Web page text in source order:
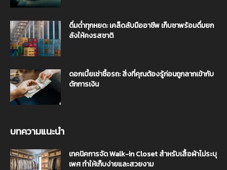
ดื่มด่ำทุกหยด: เคล็ดลับมืออาชีพ เก็บชาพร้อมดื่มยก
ลังให้คงรสชาติ
ดอกเบี้ยเช่าซื้อรถ: สิ่งที่คุณต้องรู้ก่อนถูกลากเข้ากับ
ดักการเงิน
บทความแนะนำ
เทคนิคการจัด Walk-in Closet สำหรับเสื้อผ้าไม่ระบุ
เพศ ทำให้เก็บง่ายและสวยงาม